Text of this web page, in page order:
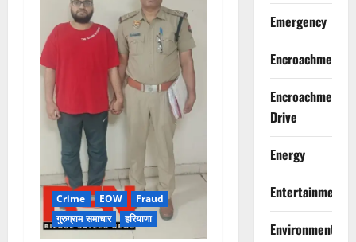
Crime EOW
Fraud
गुरुग्राम समाचार
हरियाणा
Emergency
Encroachment
Encroachment
Drive
Energy
Entertainment
Environment